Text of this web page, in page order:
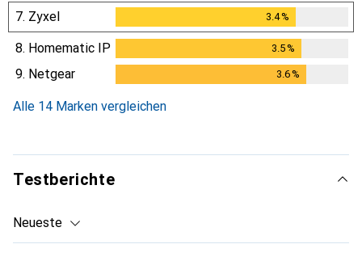
7. Zyxel 3.4%
8. Homematic IP 3.5%
9. Netgear 3.6%
Alle 14 Marken vergleichen
Testberichte
Neueste